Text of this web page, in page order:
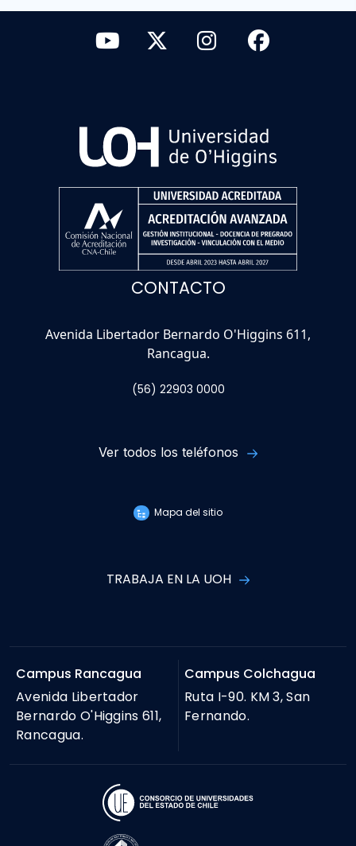
CONTACTO
Avenida Libertador Bernardo O'Higgins 611,
Rancagua.
(56) 22903 0000
Ver todos los teléfonos
Mapa del sitio
TRABAJA EN LA UOH
Campus Rancagua
Avenida Libertador
Bernardo O'Higgins 611,
Rancagua.
Campus Colchagua
Ruta I-90. KM 3, San
Fernando.